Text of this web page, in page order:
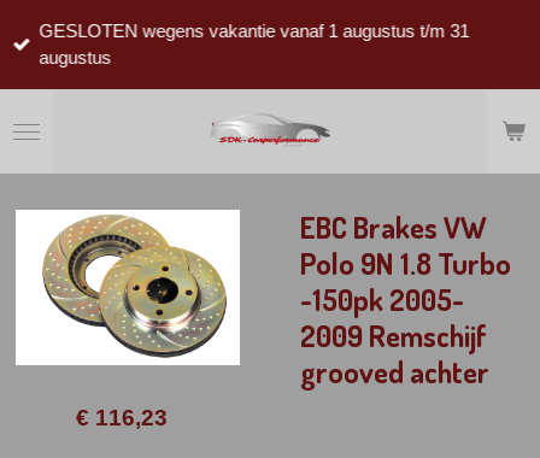
direct
hoofdinhoud
GESLOTEN wegens vakantie vanaf 1 augustus t/m 31
augustus
EBC Brakes VW
Polo 9N 1.8 Turbo
-150pk 2005-
2009 Remschijf
grooved achter
€ 116,23